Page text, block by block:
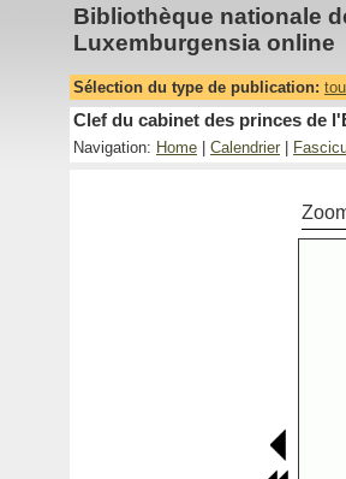
Bibliothèque nationale
Luxemburgensia online
Sélection du type de publication:
Clef du cabinet des princes de
Navigation: Home Calendrier